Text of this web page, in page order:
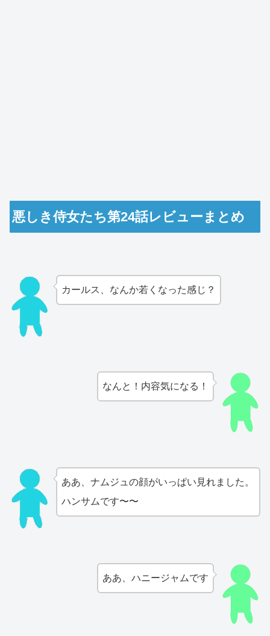
悪しき侍女たち第24話レビューまとめ
カールス、なんか若くなった感じ？
なんと！内容気になる！
ああ、ナムジュの顔がいっぱい見れました。
ハンサムです〜〜
ああ、ハニージャムです